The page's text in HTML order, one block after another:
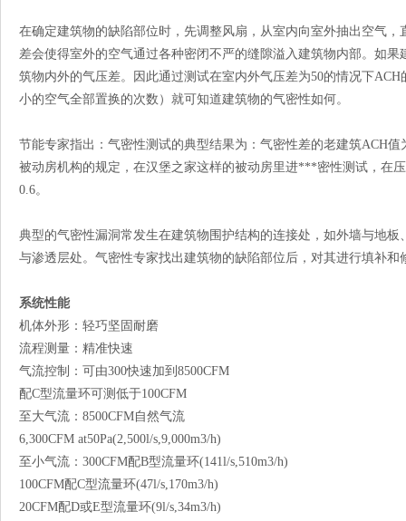
在确定建筑物的缺陷部位时，先调整风扇，从室内向室外抽出空气
差会使得室外的空气通过各种密闭不严的缝隙溢入建筑物内部。如
筑物内外的气压差。因此通过测试在室内外气压差为50的情况下
小的空气全部置换的次数）就可知道建筑物的气密性如何。
节能专家指出：气密性测试的典型结果为：气密性差的老建筑ACH
被动房机构的规定，在汉堡之家这样的被动房里进***密性测试，在
0.6。
典型的气密性漏洞常发生在建筑物围护结构的连接处，如外墙与地
与渗透层处。气密性专家找出建筑物的缺陷部位后，对其进行填补和
系统性能
机体外形：轻巧坚固耐磨
流程测量：精准快速
气流控制：可由300快速加到8500CFM
配C型流量环可测低于100CFM
至大气流：8500CFM自然气流
6,300CFM at50Pa(2,500l/s,9,000m3/h)
至小气流：300CFM配B型流量环(141l/s,510m3/h)
100CFM配C型流量环(47l/s,170m3/h)
20CFM配D或E型流量环(9l/s,34m3/h)